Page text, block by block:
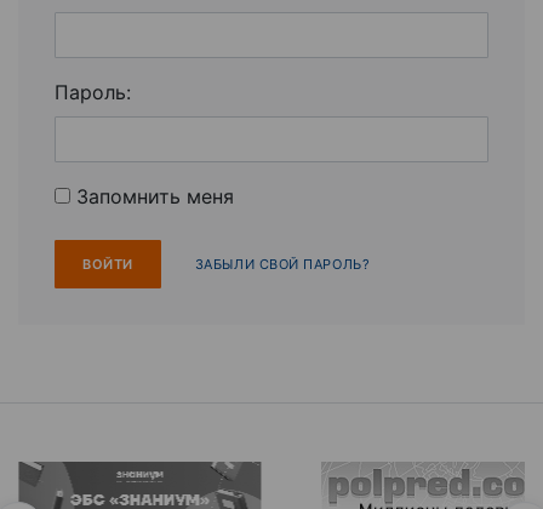
Пароль:
Запомнить меня
ЗАБЫЛИ СВОЙ ПАРОЛЬ?